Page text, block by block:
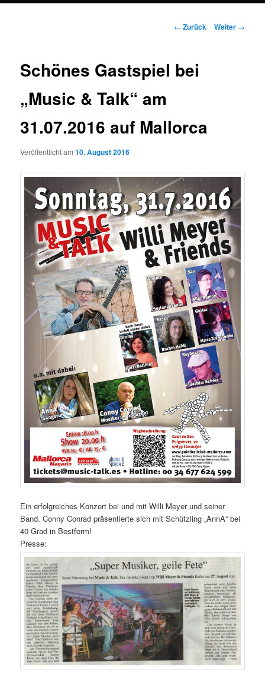
Beitrags-
← Zurück Weiter →
Schönes Gastspiel bei
„Music & Talk“ am
31.07.2016 auf Mallorca
Veröffentlicht am10. August 2016
Ein erfolgreiches Konzert bei und mit Willi Meyer und seiner
Band. Conny Conrad präsentierte sich mit Schützling „AnnA“ bei
40 Grad in Bestform!
Presse: